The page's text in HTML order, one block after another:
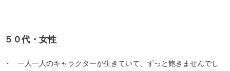
５０代・女性
・ 一人一人のキャラクターが生きていて、ずっと飽きませんでし